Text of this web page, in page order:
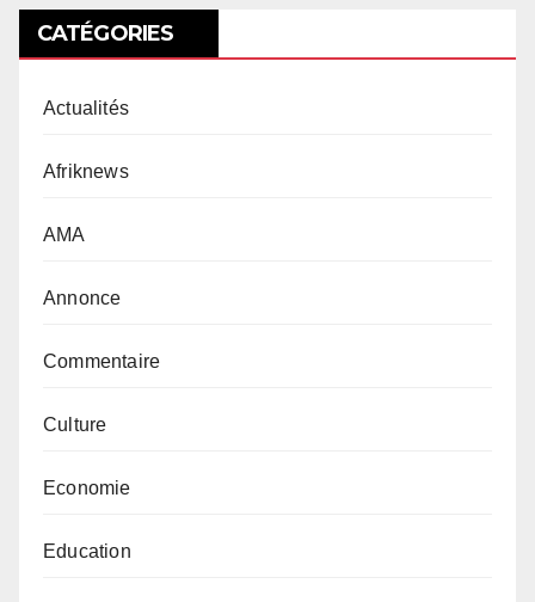
CATÉGORIES
Actualités
Afriknews
AMA
Annonce
Commentaire
Culture
Economie
Education